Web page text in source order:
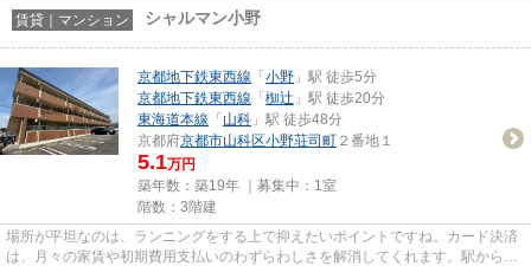
賃貸｜マンション シャルマン小野
京都地下鉄東西線 「 小野 」駅 徒歩5分
京都地下鉄東西線 「 椥辻 」駅 徒歩20分
東海道本線 「 山科 」駅 徒歩48分
京都府京都市山科区小野荘司町 ２番地１
5.1万円
築年数：築19年 ｜募集中： 1室
階数：3階建
場所が平坦なのは、ランニングをする上で抑えたいポイントですね。カード決済
は、月々の家賃や初期費用支払いのわずらわしさを解消してくれます。駅から徒